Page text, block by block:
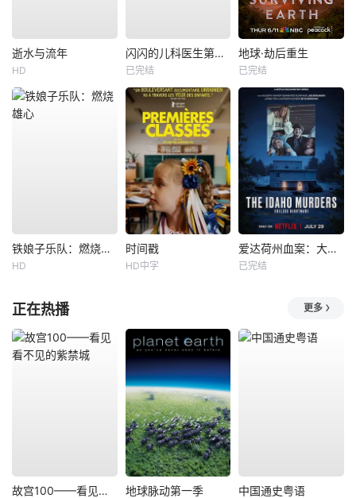
逝水与流年
HD
闪闪的儿科医生第四季
已完结
地球·劫后重生
已完结
铁娘子乐队：燃烧雄心
HD
时间戳
HD中字
爱达荷州血案：大学梦魇
已完结
正在热播 更多
故宫100——看见看不见的紫禁城 地球脉动第一季 中国通史粤语